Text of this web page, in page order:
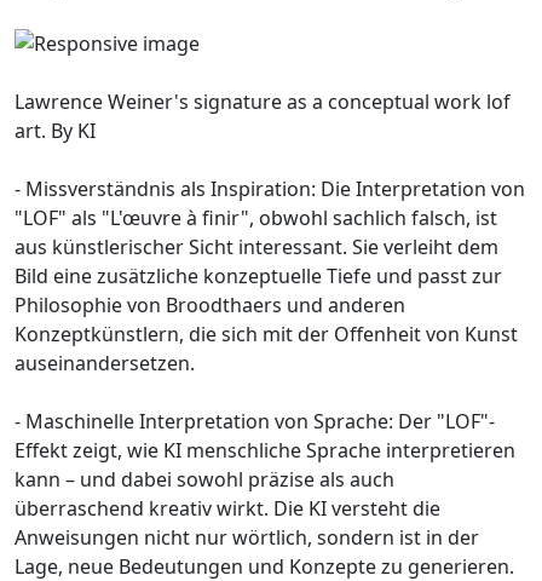
Lawrence Weiner's signature as a conceptual work lof
art. By KI
- Missverständnis als Inspiration: Die Interpretation von
"LOF" als "L'œuvre à finir", obwohl sachlich falsch, ist
aus künstlerischer Sicht interessant. Sie verleiht dem
Bild eine zusätzliche konzeptuelle Tiefe und passt zur
Philosophie von Broodthaers und anderen
Konzeptkünstlern, die sich mit der Offenheit von Kunst
auseinandersetzen.
- Maschinelle Interpretation von Sprache: Der "LOF"-
Effekt zeigt, wie KI menschliche Sprache interpretieren
kann – und dabei sowohl präzise als auch
überraschend kreativ wirkt. Die KI versteht die
Anweisungen nicht nur wörtlich, sondern ist in der
Lage, neue Bedeutungen und Konzepte zu generieren.